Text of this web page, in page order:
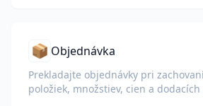
📦 Objednávka
Prekladajte objednávky pri
položiek, množstiev, cien a